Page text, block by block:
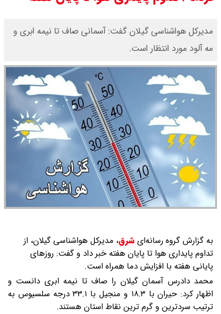
مدیرکل هواشناسی گیلان گفت: آسمانی صاف تا نیمه ابری و
مه آلود مورد انتظار است.
به گزارش گروه رسانه‌ایشرق، مدیرکل هواشناسی گیلان، از
تداوم پایداری هوا تا پایان هفته خبر داد و گفت: روزهای
پایانی هفته با افزایش دما همراه است.
محمد دادرس آسمان گیلان را صاف تا نیمه ابری دانست و
اظهار کرد: حیران با ۱۸.۳ و منجیل با ۳۳.۱ درجه سلسیوس به
ترتیب سردترین و گرم ترین نقاط استان هستند.